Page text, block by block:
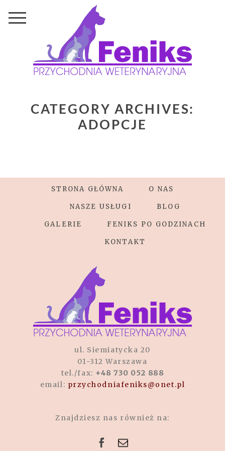
CATEGORY ARCHIVES:
ADOPCJE
STRONA GŁÓWNA O NAS
NASZE USŁUGI BLOG
GALERIE FENIKS PO GODZINACH
KONTAKT
ul. Siemiatycka 20
01-312 Warszawa
tel./fax: +48 730 052 888
email: przychodniafeniks@onet.pl
Znajdziesz nas również na: